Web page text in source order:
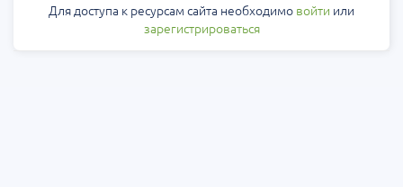
Для доступа к ресурсам сайта необходимо войти или
зарегистрироваться